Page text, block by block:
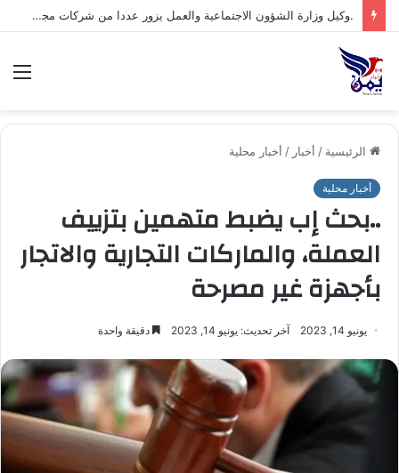
.السلطة المحلية بمحافظة شبوة تبارك العملية العسكرية النوعية للقوات المسلحة اليمنية ضد تحشيدات العدو السعودي
الرئيسية / أخبار / أخبار محلية
أخبار محلية
..بحث إب يضبط متهمين بتزييف
العملة، والماركات التجارية والاتجار
بأجهزة غير مصرحة
يونيو 14, 2023 آخر تحديث: يونيو 14, 2023 دقيقة واحدة